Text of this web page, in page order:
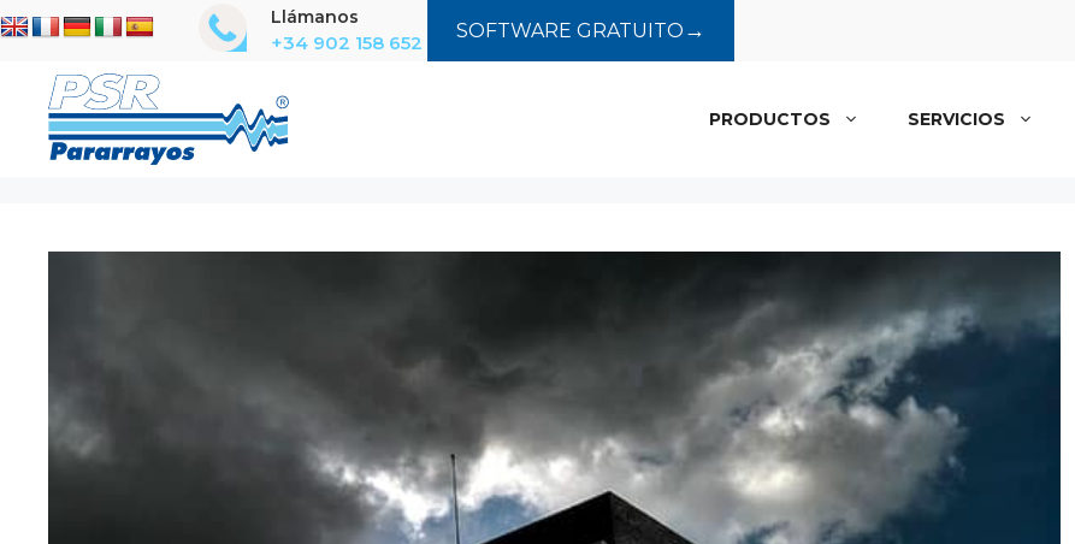
Saltar
al
Llámanos
+34 902 158 652
SOFTWARE GRATUITO →
PRODUCTOS SERVICIOS